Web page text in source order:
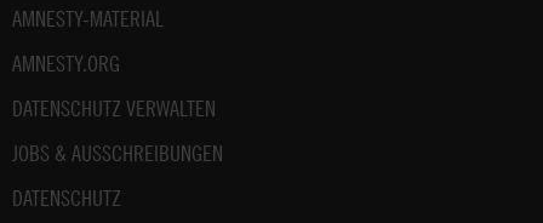
AMNESTY-MATERIAL
AMNESTY.ORG
DATENSCHUTZ VERWALTEN
JOBS & AUSSCHREIBUNGEN
DATENSCHUTZ